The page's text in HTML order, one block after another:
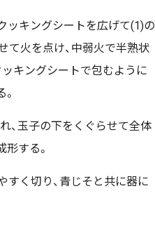
ッキングシートを広げて(1)の
て火を点け、中弱火で半熟状
ッキングシートで包むように
、玉子の下をくぐらせて全体
する。
すく切り、青じそと共に器に